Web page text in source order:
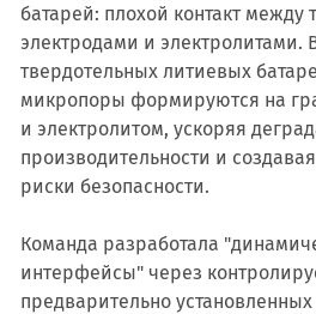
батарей: плохой контакт между
электродами и электролитами.
твердотельных литиевых
микропоры формируются на
и электролитом, ускоряя
производительности и
риски безопасности.
Команда разработала
интерфейсы" через
предварительно